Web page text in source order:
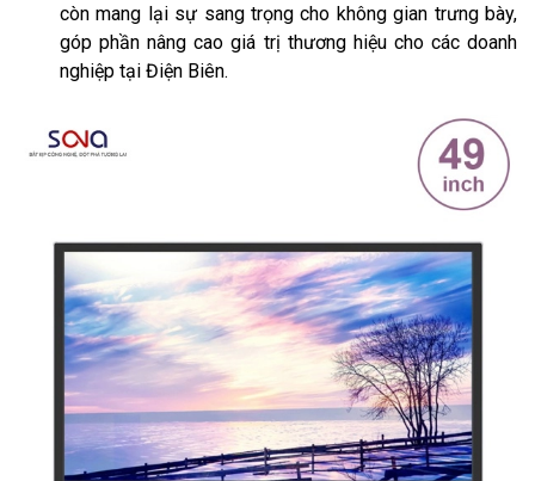
còn mang lại sự sang trọng cho không gian trưng bày,
góp phần nâng cao giá trị thương hiệu cho các doanh
nghiệp tại Điện Biên.